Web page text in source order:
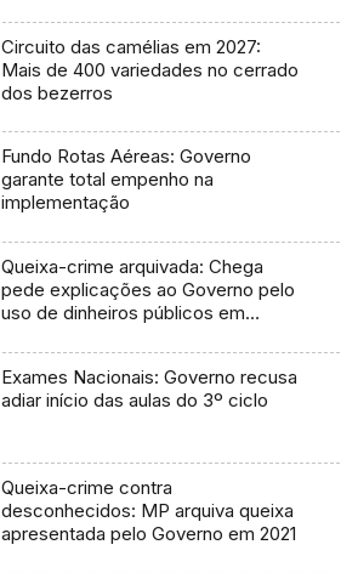
Circuito das camélias em 2027:
Mais de 400 variedades no cerrado
dos bezerros
Fundo Rotas Aéreas: Governo
garante total empenho na
implementação
Queixa-crime arquivada: Chega
pede explicações ao Governo pelo
uso de dinheiros públicos em
Exames Nacionais: Governo recusa
adiar início das aulas do 3º ciclo
Queixa-crime contra
desconhecidos: MP arquiva queixa
apresentada pelo Governo em 2021